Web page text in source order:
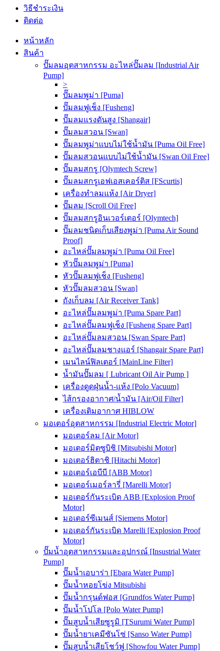
วิธีชำระเงิน
ติดต่อ
หน้าหลัก
สินค้า
ปั๊มลมอุตสาหกรรม อะไหล่ปั๊มลม [Industrial Air
Pump]
>
ปั๊มลมพูม่า [Puma]
ปั๊มลมฟูเช็ง [Fusheng]
ปั๊มลมแรงดันสูง [Shangair]
ปั๊มลมสวอน [Swan]
ปั๊มลมพูม่าแบบไม่ใช้น้ำมัน [Puma Oil Free]
ปั๊มลมสวอนแบบไม่ใช้น้ำมัน [Swan Oil Free]
ปั๊มลมสกรู [Olymtech Screw]
ปั๊มลมสกรูเอฟเอสเคอร์ติส [FScurtis]
เครื่องทำลมแห้ง [Air Dryer]
ปั๊มลม [Scroll Oil Free]
ปั๊มลมสกรูอินเวอร์เตอร์ [Olymtech]
ปั๊มลมชนิดเก็บเสียงพูม่า [Puma Air Sound
Proof]
อะไหล่ปั๊มลมพูม่า [Puma Oil Free]
หัวปั๊มลมพูม่า [Puma]
หัวปั๊มลมฟูเช็ง [Fusheng]
หัวปั๊มลมสวอน [Swan]
ถังเก็บลม [Air Receiver Tank]
อะไหล่ปั๊มลมพูม่า [Puma Spare Part]
อะไหล่ปั๊มลมฟูเช็ง [Fusheng Spare Part]
อะไหล่ปั๊มลมสวอน [Swan Spare Part]
อะไหล่ปั๊มลมชางแอร์ [Shangair Spare Part]
เมนไลน์ฟิลเตอร์ [MainLine Filter]
น้ำมันปั๊มลม [ Lubricant Oil Air Pump ]
เครื่องดูดฝุ่นน้ำ-แห้ง [Polo Vacuum]
ไส้กรองอากาศ/น้ำมัน [Air/Oil Filter]
เครื่องเติมอากาศ HIBLOW
มอเตอร์อุตสาหกรรม [Industrial Electric Motor]
มอเตอร์ลม [Air Motor]
มอเตอร์มิตซูบิชิ [Mitsubishi Motor]
มอเตอร์ฮิตาชิ [Hitachi Motor]
มอเตอร์เอบีบี [ABB Motor]
มอเตอร์เมอร์ลารี่ [Marelli Motor]
มอเตอร์กันระเบิด ABB [Explosion Proof
Motor]
มอเตอร์ซีเมนส์ [Siemens Motor]
มอเตอร์กันระเบิด Marelli [Explosion Proof
Motor]
ปั๊มน้ำอุตสาหกรรมและอุปกรณ์ [Insustrial Water
Pump]
ปั๊มน้ำเอบาร่า [Ebara Water Pump]
ปั๊มน้ำหอยโข่ง Mitsubishi
ปั๊มน้ำกรุนด์ฟอส [Grundfos Water Pump]
ปั๊มน้ำโปโล [Polo Water Pump]
ปั๊มสูบน้ำเสียซูรูมิ [TSurumi Water Pump]
ปั๊มน้ำยาเคมีซันโซ่ [Sanso Water Pump]
ปั๊มสูบน้ำเสียโชว์ฟู [Showfou Water Pump]